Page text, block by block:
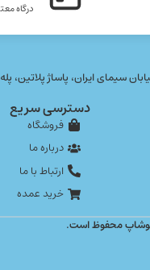
درگاه
ایران، پاساژ پلاتین، پله
دسترسی سریع
فروشگاه
درباره ما
ارتباط با ما
خرید عمده
محفوظ است.